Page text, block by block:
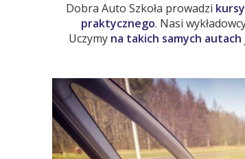
Dobra Auto Szkoła prowadzi
praktycznego. Nasi
Uczymy na takich samych